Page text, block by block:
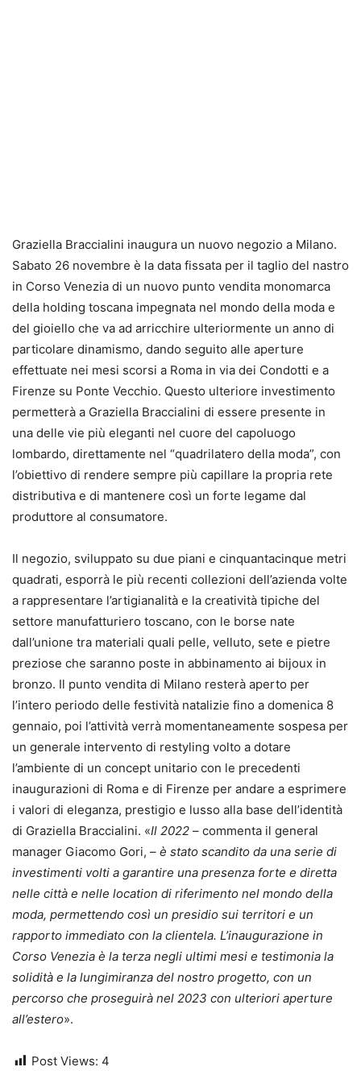
Graziella Braccialini inaugura un nuovo negozio a Milano.
Sabato 26 novembre è la data fissata per il taglio del nastro
in Corso Venezia di un nuovo punto vendita monomarca
della holding toscana impegnata nel mondo della moda e
del gioiello che va ad arricchire ulteriormente un anno di
particolare dinamismo, dando seguito alle aperture
effettuate nei mesi scorsi a Roma in via dei Condotti e a
Firenze su Ponte Vecchio. Questo ulteriore investimento
permetterà a Graziella Braccialini di essere presente in
una delle vie più eleganti nel cuore del capoluogo
lombardo, direttamente nel “quadrilatero della moda”, con
l’obiettivo di rendere sempre più capillare la propria rete
distributiva e di mantenere così un forte legame dal
produttore al consumatore.
Il negozio, sviluppato su due piani e cinquantacinque metri
quadrati, esporrà le più recenti collezioni dell’azienda volte
a rappresentare l’artigianalità e la creatività tipiche del
settore manufatturiero toscano, con le borse nate
dall’unione tra materiali quali pelle, velluto, sete e pietre
preziose che saranno poste in abbinamento ai bijoux in
bronzo. Il punto vendita di Milano resterà aperto per
l’intero periodo delle festività natalizie fino a domenica 8
gennaio, poi l’attività verrà momentaneamente sospesa per
un generale intervento di restyling volto a dotare
l’ambiente di un concept unitario con le precedenti
inaugurazioni di Roma e di Firenze per andare a esprimere
i valori di eleganza, prestigio e lusso alla base dell’identità
di Graziella Braccialini. «Il 2022 – commenta il general
manager Giacomo Gori, – è stato scandito da una serie di
investimenti volti a garantire una presenza forte e diretta
nelle città e nelle location di riferimento nel mondo della
moda, permettendo così un presidio sui territori e un
rapporto immediato con la clientela. L’inaugurazione in
Corso Venezia è la terza negli ultimi mesi e testimonia la
solidità e la lungimiranza del nostro progetto, con un
percorso che proseguirà nel 2023 con ulteriori aperture
all’estero».
Post Views: 4